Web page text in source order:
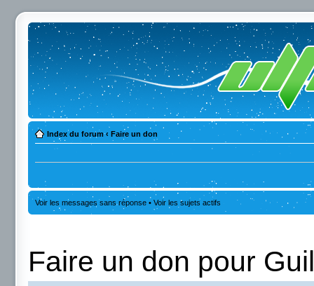
Index du forum ‹ Faire un don
Voir les messages sans réponse • Voir les sujets actifs
Faire un don pour